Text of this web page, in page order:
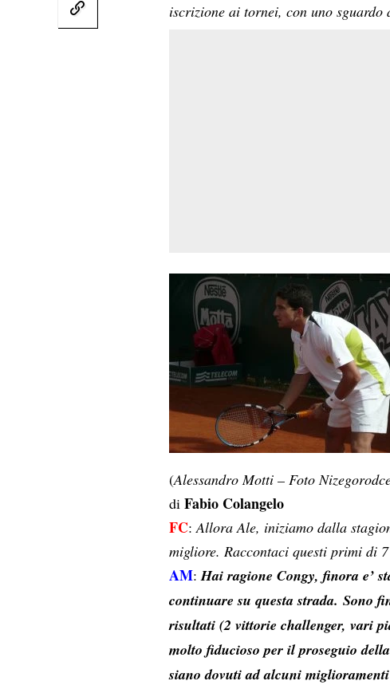
iscrizione ai tornei, con uno sguardo
(Alessandro Motti – Foto
diFabio Colangelo
FC:Allora Ale, iniziamo dalla
migliore. Raccontaci questi primi di
AM:Hai ragione Congy, finora e’
continuare su questa strada. Sono
risultati (2 vittorie challenger, vari
molto fiducioso per il proseguio
siano dovuti ad alcuni